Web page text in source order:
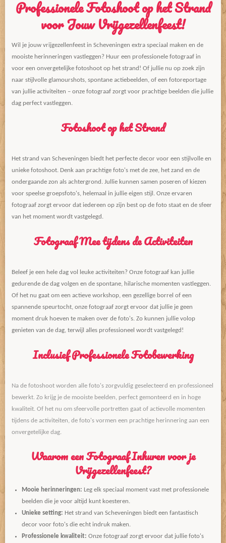
Professionele Fotoshoot op het Strand
voor Jouw Vrijgezellenfeest!
Wil je jouw vrijgezellenfeest in Scheveningen extra speciaal maken en de
mooiste herinneringen vastleggen? Huur een professionele fotograaf in
voor een onvergetelijke fotoshoot op het strand! Of jullie nu op zoek zijn
naar stijlvolle glamourshots, spontane actiebeelden, of een fotoreportage
van jullie activiteiten – onze fotograaf zorgt voor prachtige beelden die jullie
dag perfect vastleggen.
Fotoshoot op het Strand
Het strand van Scheveningen biedt het perfecte decor voor een stijlvolle en
unieke fotoshoot. Denk aan prachtige foto's met de zee, het zand en de
ondergaande zon als achtergrond. Jullie kunnen samen poseren of kiezen
voor speelse groepsfoto's, helemaal in jullie eigen stijl. Onze ervaren
fotograaf zorgt ervoor dat iedereen op zijn best op de foto staat en de sfeer
van het moment wordt vastgelegd.
Fotograaf Mee tijdens de Activiteiten
Beleef je een hele dag vol leuke activiteiten? Onze fotograaf kan jullie
gedurende de dag volgen en de spontane, hilarische momenten vastleggen.
Of het nu gaat om een actieve workshop, een gezellige borrel of een
spannende speurtocht, onze fotograaf zorgt ervoor dat jullie je geen
moment druk hoeven te maken over de foto's. Zo kunnen jullie volop
genieten van de dag, terwijl alles professioneel wordt vastgelegd!
Inclusief Professionele Fotobewerking
Na de fotoshoot worden alle foto's zorgvuldig geselecteerd en professioneel
bewerkt. Zo krijg je de mooiste beelden, perfect gemonteerd en in hoge
kwaliteit. Of het nu om sfeervolle portretten gaat of actievolle momenten
tijdens de activiteiten, de foto's vormen een prachtige herinnering aan een
onvergetelijke dag.
Waarom een Fotograaf Inhuren voor je
Vrijgezellenfeest?
Mooie herinneringen: Leg elk speciaal moment vast met professionele
beelden die je voor altijd kunt koesteren.
Unieke setting: Het strand van Scheveningen biedt een fantastisch
decor voor foto's die echt indruk maken.
Professionele kwaliteit: Onze fotograaf zorgt ervoor dat jullie foto's